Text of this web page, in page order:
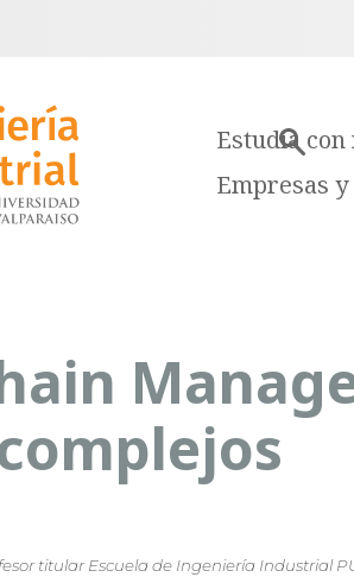
Estudia
Empresas
titular Escuela de Ingeniería Industrial